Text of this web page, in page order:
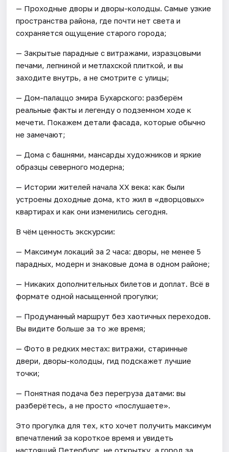
— Проходные дворы и дворы-колодцы. Самые узкие
пространства района, где почти нет света и
сохраняется ощущение старого города;
— Закрытые парадные с витражами, изразцовыми
печами, лепниной и метлахской плиткой, и вы
заходите внутрь, а не смотрите с улицы;
— Дом-палаццо эмира Бухарского: разберём
реальные факты и легенду о подземном ходе к
мечети. Покажем детали фасада, которые обычно
не замечают;
— Дома с башнями, мансарды художников и яркие
образцы северного модерна;
— Истории жителей начала XX века: как были
устроены доходные дома, кто жил в «дворцовых»
квартирах и как они изменились сегодня.
В чём ценность экскурсии:
— Максимум локаций за 2 часа: дворы, не менее 5
парадных, модерн и знаковые дома в одном районе;
— Никаких дополнительных билетов и доплат. Всё в
формате одной насыщенной прогулки;
— Продуманный маршрут без хаотичных переходов.
Вы видите больше за то же время;
— Фото в редких местах: витражи, старинные
двери, дворы-колодцы, гид подскажет лучшие
точки;
— Понятная подача без перегруза датами: вы
разберётесь, а не просто «послушаете».
Это прогулка для тех, кто хочет получить максимум
впечатлений за короткое время и увидеть
настоящий Петербург, не открытку, а город за